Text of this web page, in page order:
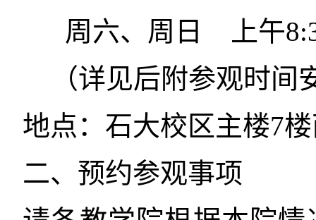
周六、周日 上午
（详见后附参观时间
地点：石大校区主楼7
二、预约参观事项